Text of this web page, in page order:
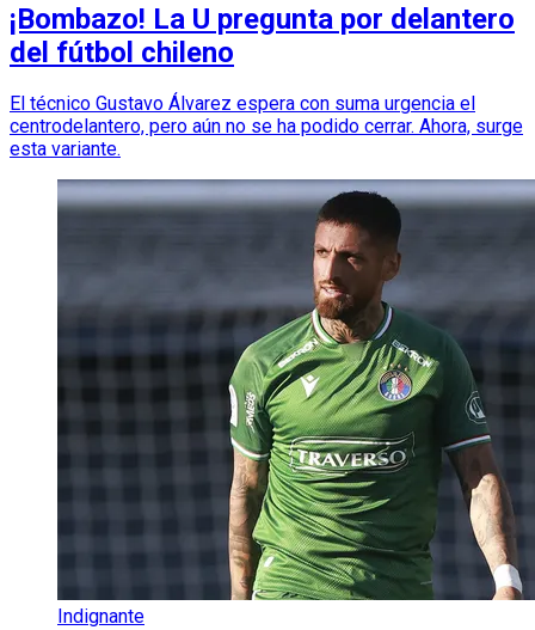
¡Bombazo! La U pregunta por delantero
del fútbol chileno
El técnico Gustavo Álvarez espera con suma urgencia el
centrodelantero, pero aún no se ha podido cerrar. Ahora, surge
esta variante.
Indignante